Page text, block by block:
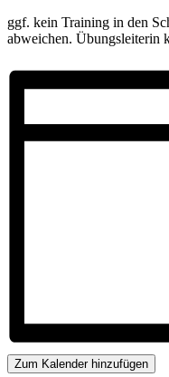
ggf. kein Training in den
abweichen. Übungsleiterin
Zum Kalender hinzufügen